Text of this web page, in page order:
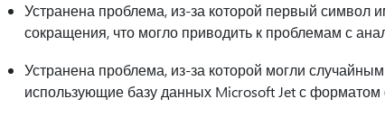
Устранена проблема, из-за которой первый символ
сокращения, что могло приводить к проблемам с
Устранена проблема, из-за которой могли
использующие базу данных Microsoft Jet с